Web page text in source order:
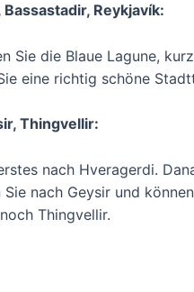
Bassastadir, Reykjavík:
Sie die Blaue Lagune,
eine richtig schöne
Thingvellir:
nach Hveragerdi.
nach Geysir und
Thingvellir.